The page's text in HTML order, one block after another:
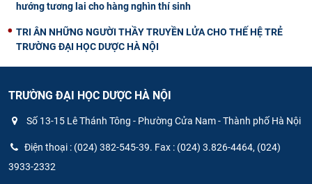
hướng tương lai cho hàng nghìn thí sinh
TRI ÂN NHỮNG NGƯỜI THẦY TRUYỀN LỬA CHO THẾ HỆ TRẺ
TRƯỜNG ĐẠI HỌC DƯỢC HÀ NỘI
TRƯỜNG ĐẠI HỌC DƯỢC HÀ NỘI
Số 13-15 Lê Thánh Tông - Phường Cửa Nam - Thành phố Hà Nội
Điện thoại : (024) 382-545-39. Fax : (024) 3.826-4464, (024)
3933-2332